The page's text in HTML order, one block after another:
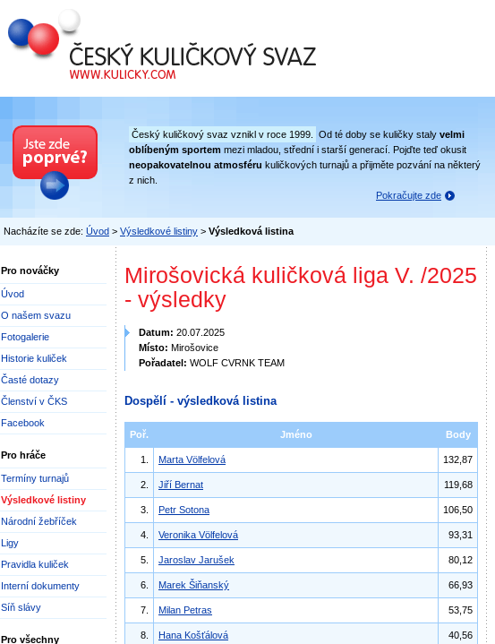
Český kuličkový svaz
Český kuličkový svaz vznikl v roce 1999. Od té doby se kuličky staly velmi
oblíbeným sportem mezi mladou, střední i starší generací. Pojďte teď okusit
neopakovatelnou atmosféru kuličkových turnajů a přijměte pozvání na některý
z nich.
Pokračujte zde
Nacházíte se zde: Úvod > Výsledkové listiny > Výsledková listina
Pro nováčky
Úvod
O našem svazu
Fotogalerie
Historie kuliček
Časté dotazy
Členství v ČKS
Facebook
Pro hráče
Termíny turnajů
Výsledkové listiny
Národní žebříček
Ligy
Pravidla kuliček
Interní dokumenty
Síň slávy
Pro všechny
Mirošovická kuličková liga V. /2025
- výsledky
Datum: 20.07.2025
Místo: Mirošovice
Pořadatel: WOLF CVRNK TEAM
Dospělí - výsledková listina
Poř. Jméno Body
1. Marta Völfelová 132,87
2. Jiří Bernat 119,68
3. Petr Sotona 106,50
4. Veronika Völfelová 93,31
5. Jaroslav Jarušek 80,12
6. Marek Šiňanský 66,93
7. Milan Petras 53,75
8. Hana Košťálová 40,56